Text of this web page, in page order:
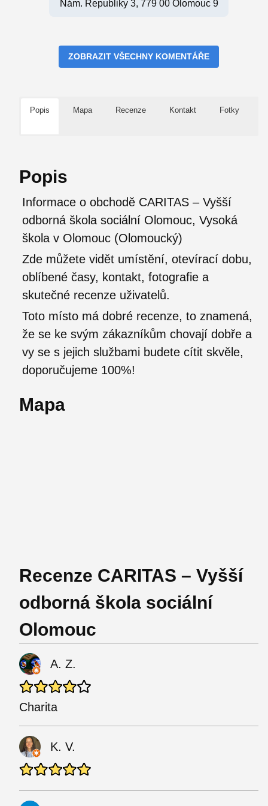
Nám. Republiky 3, 779 00 Olomouc 9
ZOBRAZIT VŠECHNY KOMENTÁŘE
Popis Mapa Recenze Kontakt Fotky
Popis
Informace o obchodě CARITAS – Vyšší
odborná škola sociální Olomouc, Vysoká
škola v Olomouc (Olomoucký)
Zde můžete vidět umístění, otevírací dobu,
oblíbené časy, kontakt, fotografie a
skutečné recenze uživatelů.
Toto místo má dobré recenze, to znamená,
že se ke svým zákazníkům chovají dobře a
vy se s jejich službami budete cítit skvěle,
doporučujeme 100%!
Mapa
Recenze CARITAS – Vyšší
odborná škola sociální
Olomouc
A. Z.
Charita
K. V.